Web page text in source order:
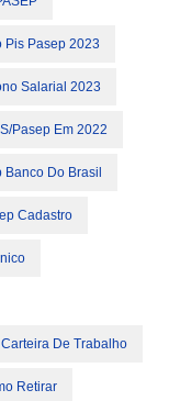
Pis Pasep 2023
Salarial 2023
Pasep Em 2022
Banco Do Brasil
Cadastro
De Trabalho
Retirar